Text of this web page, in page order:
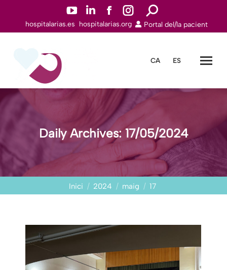
YouTube
page
window
Linkedin
page
window
Facebook
page
window
Instagram
page
window
Search:
hospitalarias.es hospitalarias.org Portal del/la pacient
CA ES
Daily Archives:17/05/2024
Inici 2024 maig 17